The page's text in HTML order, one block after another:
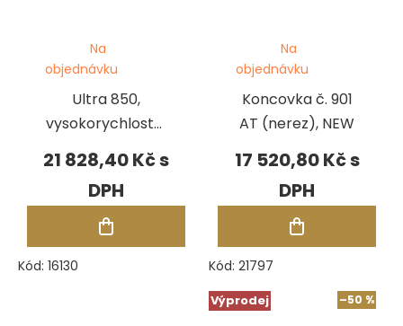
Ultra 850,
vysokorychlostní
koncovka
Na
objednávku
21 828,40 Kč
Kód: 16130
Koncovka č. 901
AT (nerez), NEW
Na
objednávku
17 520,80 Kč
Kód: 21797
Výprodej –50 %